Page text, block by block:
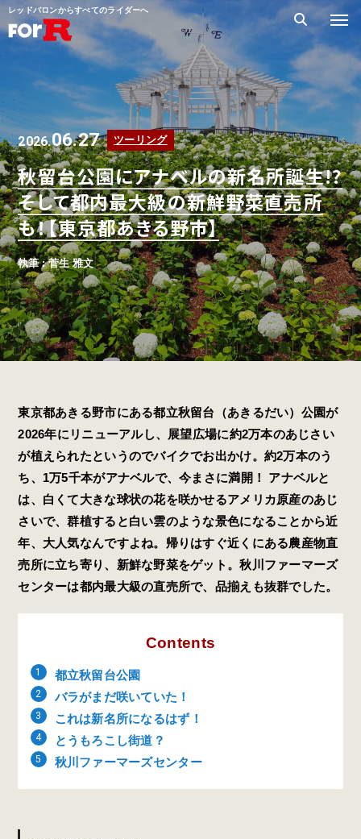
レッドバロンからすべてのライダーへ
2026.06.27 ツーリング
秋留台公園にアナベルの新名所誕生!?
そして都内最大級の新鮮野菜直売所
も！【東京都あきる野市】
執筆 : 菅生 雅文
東京都あきる野市にある都立秋留台（あきるだい）公園が
2026年にリニューアルし、展望広場に約2万本のあじさい
が植えられたというのでバイクでお出かけ。約2万本のう
ち、1万5千本がアナベルで、今まさに満開！ アナベルと
は、白くて大きな球状の花を咲かせるアメリカ原産のあじ
さいで、群植すると白い雲のような景色になることから近
年、大人気なんですよね。帰りはすぐ近くにある農産物直
売所に立ち寄り、新鮮な野菜をゲット。秋川ファーマーズ
センターは都内最大級の直売所で、品揃えも抜群でした。
Contents
都立秋留台公園
バラがまだ咲いていた！
これは新名所になるはず！
とうもろこし街道？
秋川ファーマーズセンター